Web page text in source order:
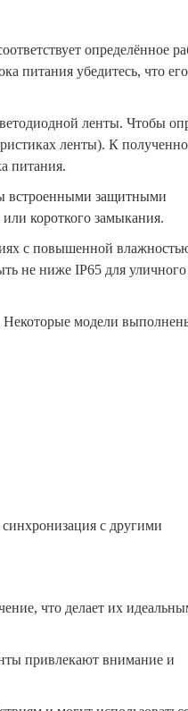
определённое
питания убедитесь, что его
ленты. Чтобы
ленты). К
питания.
встроенными защитными
короткого замыкания.
с повышенной
не ниже IP65 для уличного
Некоторые модели
с другими
что делает их
привлекают внимание и